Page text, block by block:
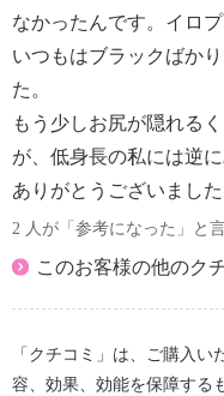
なかったんです。イロ
いつもはブラックばか
た。
もう少しお尻が隠れる
が、低身長の私には逆
ありがとうございました
2 人が「参考になった」と
このお客様の他のク
「クチコミ」は、ご購入
容、効果、効能を保障する